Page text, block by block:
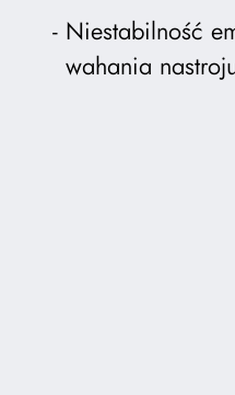
Niestabilność
wahania